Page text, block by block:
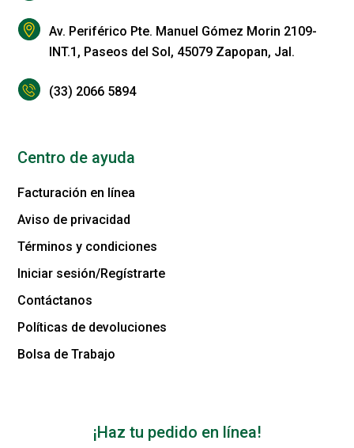
Av. Periférico Pte. Manuel Gómez Morin 2109-
INT.1, Paseos del Sol, 45079 Zapopan, Jal.
(33) 2066 5894
Centro de ayuda
Facturación en línea
Aviso de privacidad
Términos y condiciones
Iniciar sesión/Regístrarte
Contáctanos
Políticas de devoluciones
Bolsa de Trabajo
¡Haz tu pedido en línea!